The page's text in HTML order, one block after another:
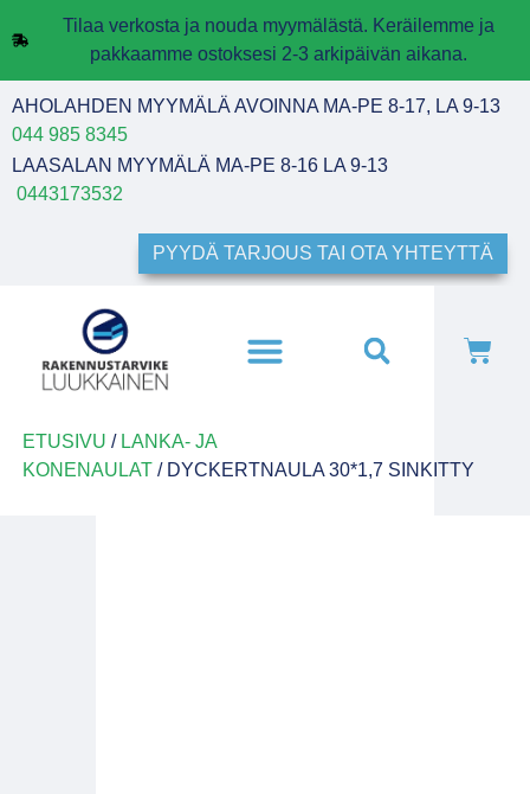
Tilaa verkosta ja nouda myymälästä. Keräilemme ja
pakkaamme ostoksesi 2-3 arkipäivän aikana.
AHOLAHDEN MYYMÄLÄ AVOINNA MA-PE 8-17, LA 9-13
044 985 8345
LAASALAN MYYMÄLÄ MA-PE 8-16 LA 9-13
0443173532
PYYDÄ TARJOUS TAI OTA YHTEYTTÄ
ETUSIVU / LANKA- JA
KONENAULAT/ DYCKERTNAULA 30*1,7 SINKITTY